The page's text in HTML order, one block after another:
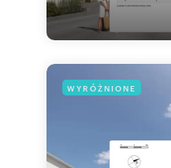
WYRÓŻNIONE